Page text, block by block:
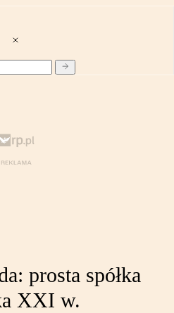
prosta spółka
XXI w.